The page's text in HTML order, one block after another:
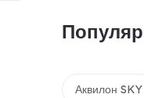
Аквилон SKY